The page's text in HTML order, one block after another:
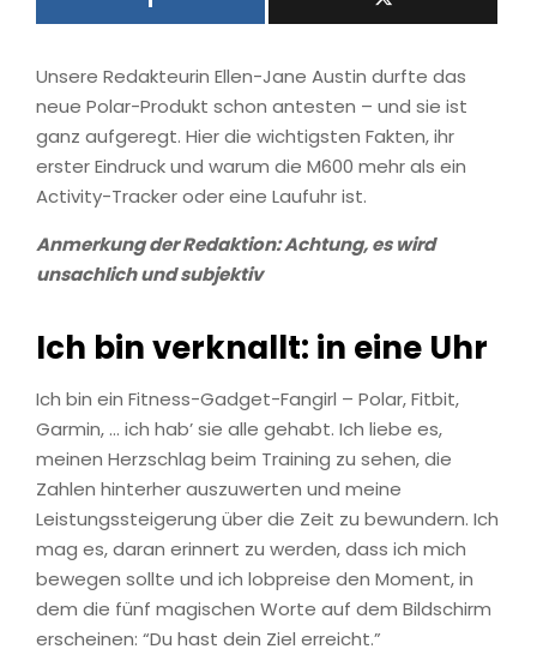
Unsere Redakteurin Ellen-Jane Austin durfte das
neue Polar-Produkt schon antesten – und sie ist
ganz aufgeregt. Hier die wichtigsten Fakten, ihr
erster Eindruck und warum die M600 mehr als ein
Activity-Tracker oder eine Laufuhr ist.
Anmerkung der Redaktion: Achtung, es wird
unsachlich und subjektiv
Ich bin verknallt: in eine Uhr
Ich bin ein Fitness-Gadget-Fangirl – Polar, Fitbit,
Garmin, … ich hab’ sie alle gehabt. Ich liebe es,
meinen Herzschlag beim Training zu sehen, die
Zahlen hinterher auszuwerten und meine
Leistungssteigerung über die Zeit zu bewundern. Ich
mag es, daran erinnert zu werden, dass ich mich
bewegen sollte und ich lobpreise den Moment, in
dem die fünf magischen Worte auf dem Bildschirm
erscheinen: “Du hast dein Ziel erreicht.”